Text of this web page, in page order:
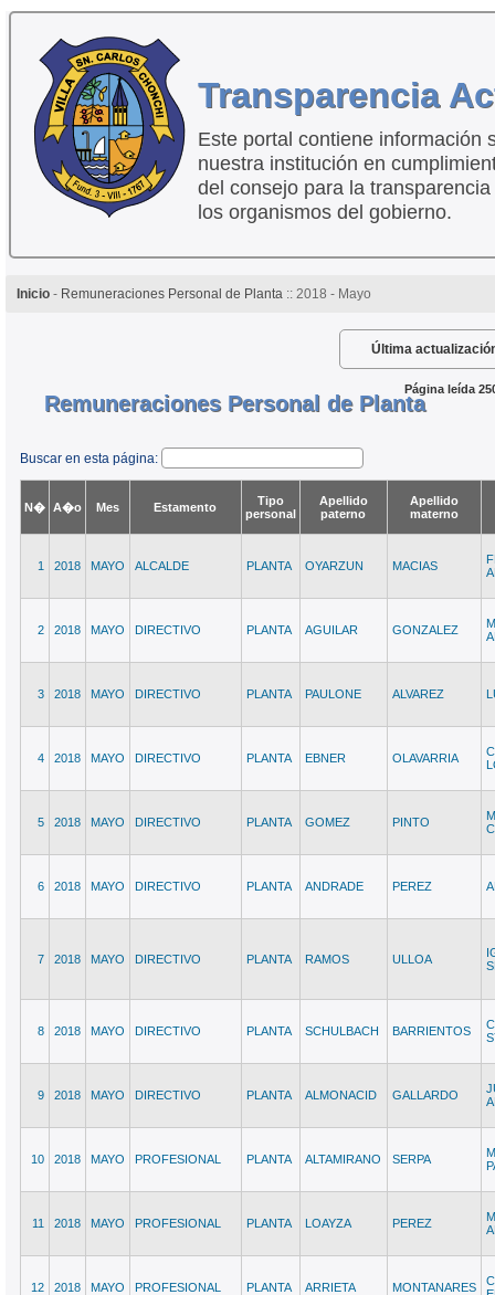
Transparencia
Este portal contiene información
nuestra institución en
del consejo para la
los organismos del gobierno.
Inicio- Remuneraciones Personal de Planta:: 2018 - Mayo
Última
Página leída
Remuneraciones Personal de Planta
Buscar en esta página:
N� A�o Mes Estamento
Tipo
personal
Apellido
paterno
Apellido
materno
1 2018 MAYO ALCALDE PLANTA OYARZUN MACIAS
2 2018 MAYO DIRECTIVO PLANTA AGUILAR GONZALEZ
3 2018 MAYO DIRECTIVO PLANTA PAULONE ALVAREZ
4 2018 MAYO DIRECTIVO PLANTA EBNER OLAVARRIA
5 2018 MAYO DIRECTIVO PLANTA GOMEZ PINTO
6 2018 MAYO DIRECTIVO PLANTA ANDRADE PEREZ
7 2018 MAYO DIRECTIVO PLANTA RAMOS ULLOA
8 2018 MAYO DIRECTIVO PLANTA SCHULBACH BARRIENTOS
9 2018 MAYO DIRECTIVO PLANTA ALMONACID GALLARDO
10 2018 MAYO PROFESIONAL PLANTA ALTAMIRANO SERPA
11 2018 MAYO PROFESIONAL PLANTA LOAYZA PEREZ
12 2018 MAYO PROFESIONAL PLANTA ARRIETA MONTANARES